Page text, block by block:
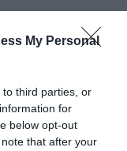
My Personal
third parties, or
for
below opt-out
that after your
analizza il
per gli sbarchi di
Sea Watch”